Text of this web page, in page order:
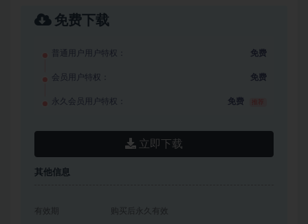
免费下载
普通用户用户特权： 免费
会员用户特权： 免费
永久会员用户特权： 免费
立即下载
其他信息
有效期 购买后永久有效